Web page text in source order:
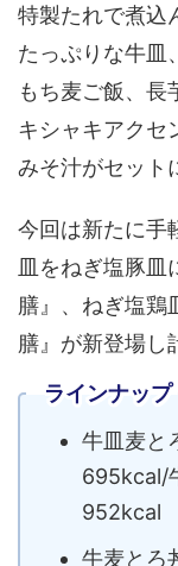
特製たれで煮込
たっぷりな牛皿
もち麦ご飯、長
キシャキアクセ
みそ汁がセット
今回は新たに手
皿をねぎ塩豚皿
膳』、ねぎ塩鶏
膳』が新登場し
ラインナップ
牛皿麦と
695kcal/
952kcal
牛麦と